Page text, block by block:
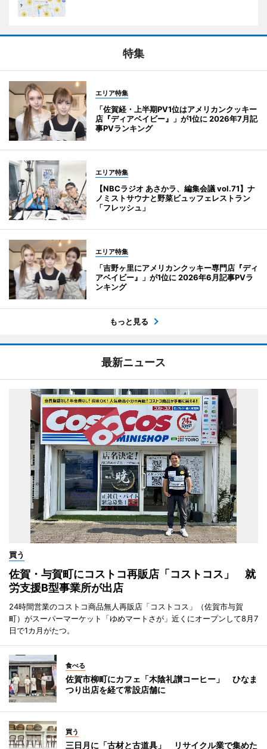
特集
エリア特集
「佐賀経・上半期PV1位はアメリカンクッキー
店『ディアベイビー』」が1位に 2026年7月記
事PVランキング
エリア特集
【NBCラジオ あさかラ、編集会議 vol.71】ナ
ノミストサウナと野菜ビュッフェレストラン
「フレッシュ」
エリア特集
「吉野ヶ里にアメリカンクッキー専門店『ディ
アベイビー』」が1位に 2026年6月記事PVラ
ンキング
もっと見る
最新ニュース
買う
佐賀・与賀町にコストコ再販店「コストコス」 就
労支援B型事業所が出店
24時間営業のコストコ商品無人再販店「コストコス」（佐賀市与賀
町）がスーパーマーケット「ゆめマートさが」近くにオープンして8月7
日で1カ月がたつ。
食べる
佐賀市柳町にカフェ「木陰礼讃コーヒー」 ひなま
つり出店を経て常設店舗に
買う
三日月に「古材と古道具」 リサイクル業で集めた